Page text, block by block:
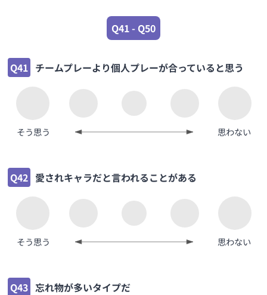
Q41 - Q50
Q41 チームプレーより個人プレーが合っていると思う
そう思う 思わない
Q42 愛されキャラだと言われることがある
そう思う 思わない
Q43 忘れ物が多いタイプだ